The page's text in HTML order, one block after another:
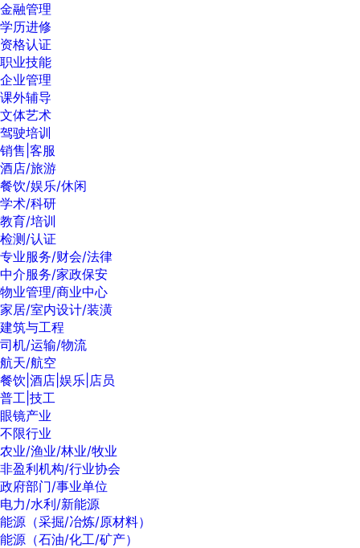
金融管理
学历进修
资格认证
职业技能
企业管理
课外辅导
文体艺术
驾驶培训
销售|客服
酒店/旅游
餐饮/娱乐/休闲
学术/科研
教育/培训
检测/认证
专业服务/财会/法律
中介服务/家政保安
物业管理/商业中心
家居/室内设计/装潢
建筑与工程
司机/运输/物流
航天/航空
餐饮|酒店|娱乐|店员
普工|技工
眼镜产业
不限行业
农业/渔业/林业/牧业
非盈利机构/行业协会
政府部门/事业单位
电力/水利/新能源
能源（采掘/冶炼/原材料）
能源（石油/化工/矿产）